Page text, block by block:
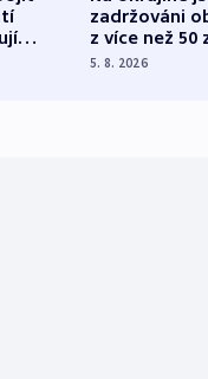
zadržováni
z více než 50
Bojovali na
5. 8. 2026